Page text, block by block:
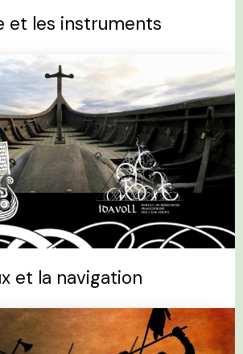
et les instruments
et la navigation